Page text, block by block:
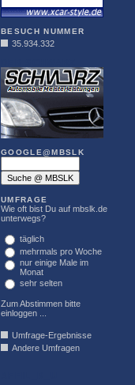
BESUCH NUMMER
35.934.332
GOOGLE@MBSLK
UMFRAGE
Wie oft bist Du auf mbslk.de
unterwegs?
täglich
mehrmals pro Woche
nur einige Male im
Monat
sehr selten
Zum Abstimmen bitte
einloggen ...
Umfrage-Ergebnisse
Andere Umfragen